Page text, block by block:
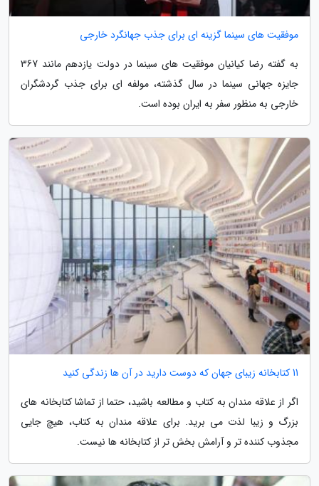
موفقیت های سینما گزینه ای برای جذب جهانگرد خارجی
به گفته رضا کیانیان موفقیت های سینما در دولت یازدهم مانند 367
جایزه جهانی سینما در سال گذشته، مولفه ای برای جذب گردشگران
خارجی به منظور سفر به ایران بوده است.
11 کتابخانه زیبای جهان که دوست دارید در آن ها زندگی کنید
اگر از علاقه مندان به کتاب و مطالعه باشید، حتما از تماشا کتابخانه های
بزرگ و زیبا لذت می برید. برای علاقه مندان به کتاب، هیچ جایی
مجذوب کننده تر و آرامش بخش تر از کتابخانه ها نیست.